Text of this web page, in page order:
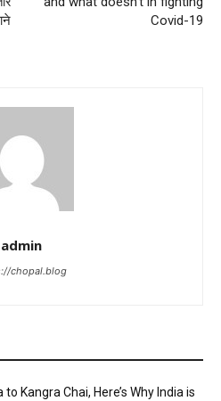
Covid-19
admin
chopal.blog
to Kangra Chai, Here’s Why India is